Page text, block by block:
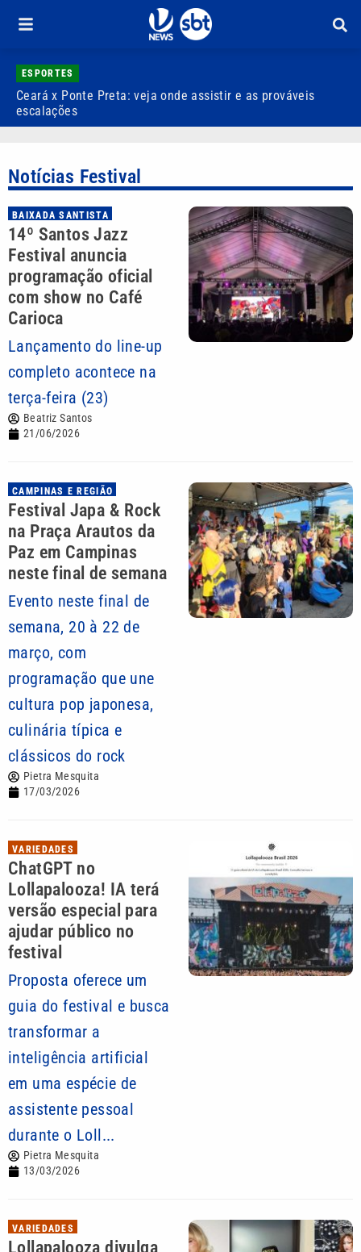
ESPORTES
Ceará x Ponte Preta: veja onde assistir e as prováveis
escalações
Notícias Festival
BAIXADA SANTISTA
14º Santos Jazz
Festival anuncia
programação oficial
com show no Café
Carioca
Lançamento do line-up
completo acontece na
terça-feira (23)
Beatriz Santos
21/06/2026
CAMPINAS E REGIÃO
Festival Japa & Rock
na Praça Arautos da
Paz em Campinas
neste final de semana
Evento neste final de
semana, 20 à 22 de
março, com
programação que une
cultura pop japonesa,
culinária típica e
clássicos do rock
Pietra Mesquita
17/03/2026
VARIEDADES
ChatGPT no
Lollapalooza! IA terá
versão especial para
ajudar público no
festival
Proposta oferece um
guia do festival e busca
transformar a
inteligência artificial
em uma espécie de
assistente pessoal
durante o Loll...
Pietra Mesquita
13/03/2026
VARIEDADES
Lollapalooza divulga